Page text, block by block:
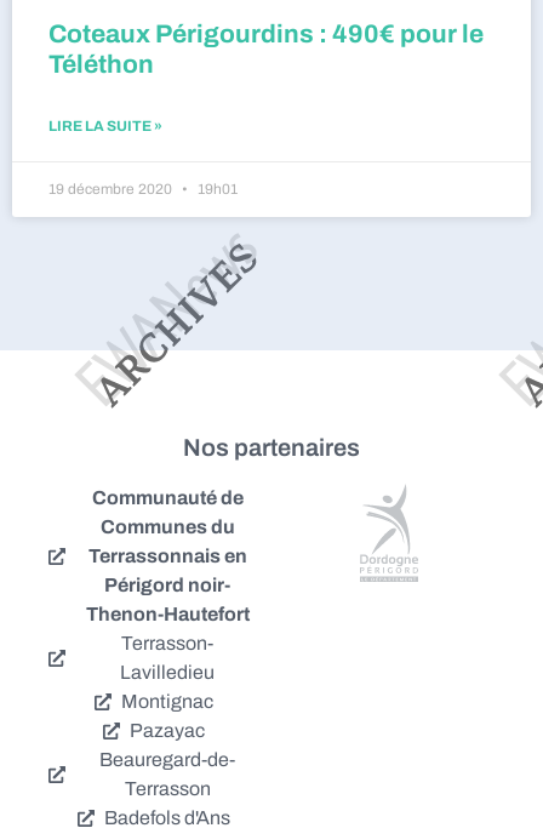
Coteaux Périgourdins : 490€ pour le
Téléthon
LIRE LA SUITE »
19 décembre 2020 19h01
Nos partenaires
Communauté de
Communes du
Terrassonnais en
Périgord noir-
Thenon-Hautefort
Terrasson-
Lavilledieu
Montignac
Pazayac
Beauregard-de-
Terrasson
Badefols d'Ans